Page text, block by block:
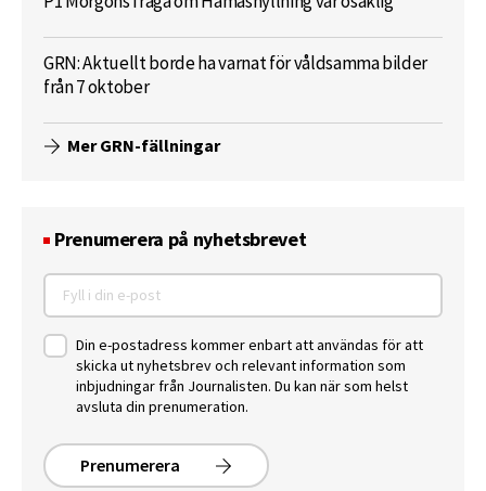
GRN: Aktuellt borde ha varnat för våldsamma bilder
från 7 oktober
Mer GRN-fällningar
Prenumerera på nyhetsbrevet
Din e-postadress kommer enbart att användas för att
skicka ut nyhetsbrev och relevant information som
inbjudningar från Journalisten. Du kan när som helst
avsluta din prenumeration.
Prenumerera